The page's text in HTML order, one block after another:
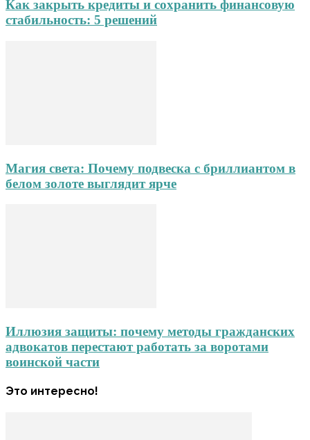
Как закрыть кредиты и сохранить финансовую
стабильность: 5 решений
Магия света: Почему подвеска с бриллиантом в
белом золоте выглядит ярче
Иллюзия защиты: почему методы гражданских
адвокатов перестают работать за воротами
воинской части
Это интересно!